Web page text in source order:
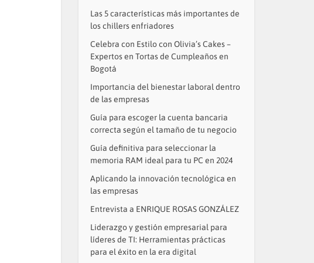
Las 5 características más importantes de
los chillers enfriadores
Celebra con Estilo con Olivia’s Cakes –
Expertos en Tortas de Cumpleaños en
Bogotá
Importancia del bienestar laboral dentro
de las empresas
Guía para escoger la cuenta bancaria
correcta según el tamaño de tu negocio
Guía definitiva para seleccionar la
memoria RAM ideal para tu PC en 2024
Aplicando la innovación tecnológica en
las empresas
Entrevista a ENRIQUE ROSAS GONZÁLEZ
Liderazgo y gestión empresarial para
líderes de TI: Herramientas prácticas
para el éxito en la era digital